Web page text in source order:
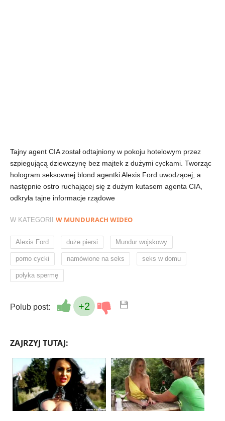
Tajny agent CIA został odtajniony w pokoju hotelowym przez
szpiegującą dziewczynę bez majtek z dużymi cyckami. Tworząc
hologram seksownej blond agentki Alexis Ford uwodzącej, a
następnie ostro ruchającej się z dużym kutasem agenta CIA,
odkryła tajne informacje rządowe
W KATEGORII W MUNDURACH WIDEO
Alexis Ford duże piersi Mundur wojskowy
porno cycki namówione na seks seks w domu
połyka spermę
Polub post: +2
ZAJRZYJ TUTAJ: